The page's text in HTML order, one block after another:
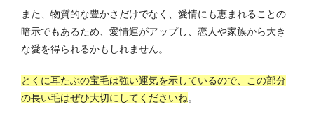
また、物質的な豊かさだけでなく、愛情にも恵まれることの
暗示でもあるため、愛情運がアップし、恋人や家族から大き
な愛を得られるかもしれません。
とくに耳たぶの宝毛は強い運気を示しているので、この部分
の長い毛はぜひ大切にしてくださいね。